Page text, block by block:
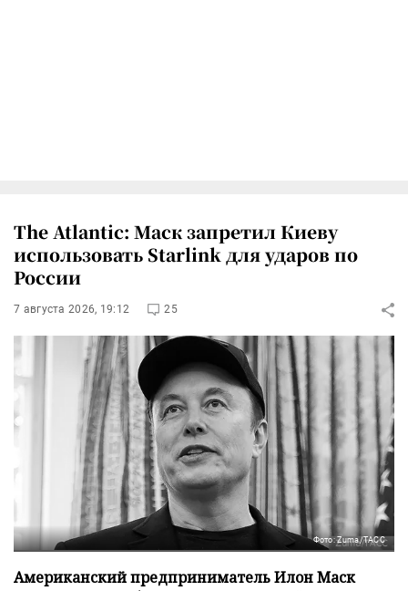
The Atlantic: Маск запретил Киеву
использовать Starlink для ударов по
России
7 августа 2026, 19:12 25
Фото: Zuma/ТАСС
Американский предприниматель Илон Маск